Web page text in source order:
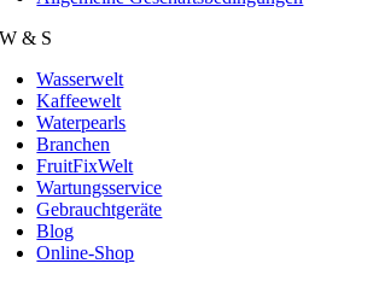
W & S
Wasserwelt
Kaffeewelt
Waterpearls
Branchen
FruitFixWelt
Wartungsservice
Gebrauchtgeräte
Blog
Online-Shop